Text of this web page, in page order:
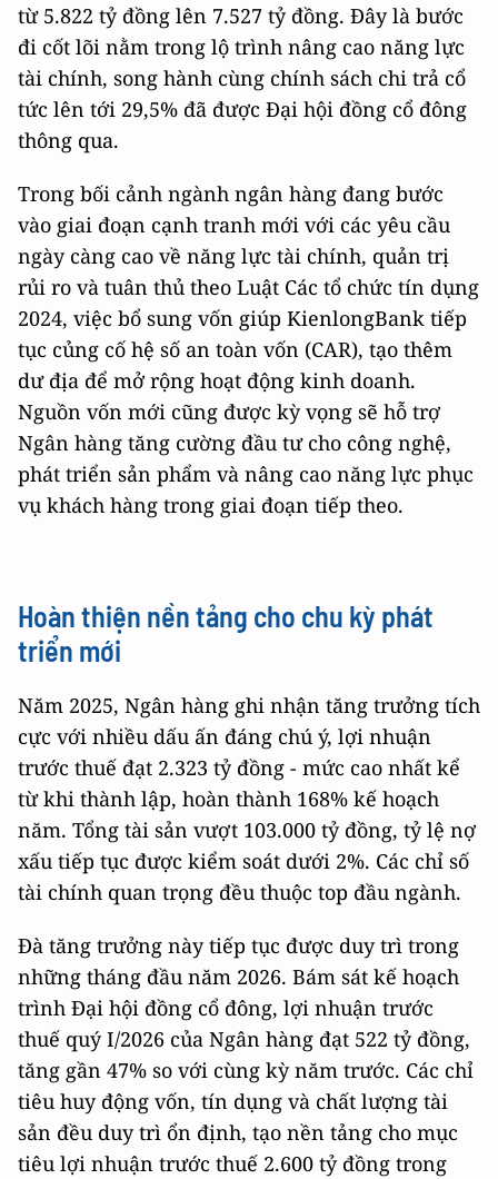
từ 5.822 tỷ đồng lên 7.527 tỷ đồng. Đây là bước
đi cốt lõi nằm trong lộ trình nâng cao năng lực
tài chính, song hành cùng chính sách chi trả cổ
tức lên tới 29,5% đã được Đại hội đồng cổ đông
thông qua.
Trong bối cảnh ngành ngân hàng đang bước
vào giai đoạn cạnh tranh mới với các yêu cầu
ngày càng cao về năng lực tài chính, quản trị
rủi ro và tuân thủ theo Luật Các tổ chức tín dụng
2024, việc bổ sung vốn giúp KienlongBank tiếp
tục củng cố hệ số an toàn vốn (CAR), tạo thêm
dư địa để mở rộng hoạt động kinh doanh.
Nguồn vốn mới cũng được kỳ vọng sẽ hỗ trợ
Ngân hàng tăng cường đầu tư cho công nghệ,
phát triển sản phẩm và nâng cao năng lực phục
vụ khách hàng trong giai đoạn tiếp theo.
Hoàn thiện nền tảng cho chu kỳ phát
triển mới
Năm 2025, Ngân hàng ghi nhận tăng trưởng tích
cực với nhiều dấu ấn đáng chú ý, lợi nhuận
trước thuế đạt 2.323 tỷ đồng - mức cao nhất kể
từ khi thành lập, hoàn thành 168% kế hoạch
năm. Tổng tài sản vượt 103.000 tỷ đồng, tỷ lệ nợ
xấu tiếp tục được kiểm soát dưới 2%. Các chỉ số
tài chính quan trọng đều thuộc top đầu ngành.
Đà tăng trưởng này tiếp tục được duy trì trong
những tháng đầu năm 2026. Bám sát kế hoạch
trình Đại hội đồng cổ đông, lợi nhuận trước
thuế quý I/2026 của Ngân hàng đạt 522 tỷ đồng,
tăng gần 47% so với cùng kỳ năm trước. Các chỉ
tiêu huy động vốn, tín dụng và chất lượng tài
sản đều duy trì ổn định, tạo nền tảng cho mục
tiêu lợi nhuận trước thuế 2.600 tỷ đồng trong